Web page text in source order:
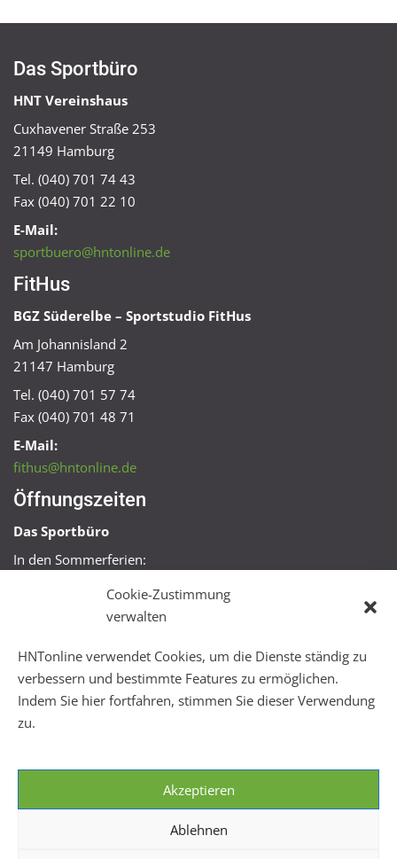
Cookie-Zustimmung
verwalten
HNTonline verwendet Cookies, um die Dienste ständig zu
verbessern und bestimmte Features zu ermöglichen.
Indem Sie hier fortfahren, stimmen Sie dieser Verwendung
zu.
Akzeptieren
Ablehnen
Das Sportbüro
HNT Vereinshaus
Cuxhavener Straße 253
21149 Hamburg
Tel. (040) 701 74 43
Fax (040) 701 22 10
E-Mail:
sportbuero@hntonline.de
FitHus
BGZ Süderelbe – Sportstudio FitHus
Am Johannisland 2
21147 Hamburg
Tel. (040) 701 57 74
Fax (040) 701 48 71
E-Mail:
fithus@hntonline.de
Öffnungszeiten
Das Sportbüro
In den Sommerferien:
Mo + Mi 16:00 – 18:00 Uhr
Mo – Fr 08:00 – 22:00 Uhr
Sa + So 10:00 – 18:00 Uhr